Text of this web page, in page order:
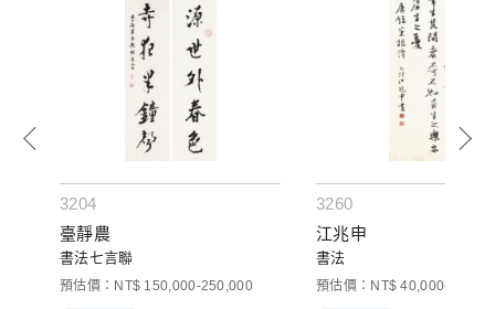
3204
臺靜農
書法七言聯
預估價：NT$ 150,000-250,000
3260
江兆申
書法
預估價：NT$ 40,000-60,000